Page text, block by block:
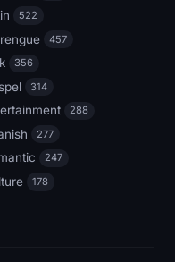
522
457
356
314
288
277
247
178